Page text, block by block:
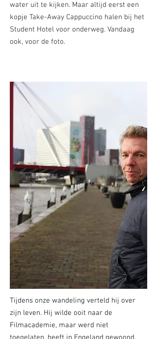
water uit te kijken. Maar altijd eerst een
kopje Take-Away Cappuccino halen bij het
Student Hotel voor onderweg. Vandaag
ook, voor de foto.
Tijdens onze wandeling verteld hij over
zijn leven. Hij wilde ooit naar de
Filmacademie, maar werd niet